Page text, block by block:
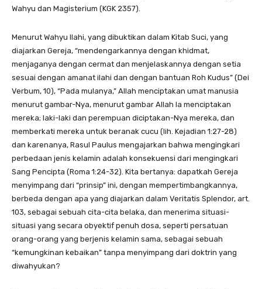
Wahyu dan Magisterium (KGK 2357).
Menurut Wahyu Ilahi, yang dibuktikan dalam Kitab Suci, yang
diajarkan Gereja, “mendengarkannya dengan khidmat,
menjaganya dengan cermat dan menjelaskannya dengan setia
sesuai dengan amanat ilahi dan dengan bantuan Roh Kudus” (Dei
Verbum, 10), “Pada mulanya,” Allah menciptakan umat manusia
menurut gambar-Nya, menurut gambar Allah Ia menciptakan
mereka; laki-laki dan perempuan diciptakan-Nya mereka, dan
memberkati mereka untuk beranak cucu (lih. Kejadian 1:27-28)
dan karenanya, Rasul Paulus mengajarkan bahwa mengingkari
perbedaan jenis kelamin adalah konsekuensi dari mengingkari
Sang Pencipta (Roma 1:24-32). Kita bertanya: dapatkah Gereja
menyimpang dari “prinsip” ini, dengan mempertimbangkannya,
berbeda dengan apa yang diajarkan dalam Veritatis Splendor, art.
103, sebagai sebuah cita-cita belaka, dan menerima situasi-
situasi yang secara obyektif penuh dosa, seperti persatuan
orang-orang yang berjenis kelamin sama, sebagai sebuah
“kemungkinan kebaikan” tanpa menyimpang dari doktrin yang
diwahyukan?